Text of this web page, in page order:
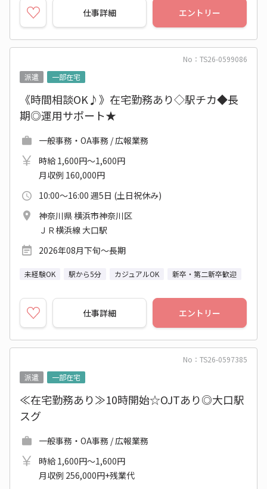
仕事詳細 エントリー
No：TS26-0599086
派遣
一部在宅
《時間相談OK♪》在宅勤務あり◇駅チカ◆長
期◎運用サポート★
一般事務・OA事務 / 広報業務
時給 1,600円～1,600円
月収例 160,000円
10:00～16:00 週5日 (土日祝休み)
神奈川県 横浜市神奈川区
ＪＲ横浜線 大口駅
2026年08月下旬～長期
未経験OK 駅から5分 カジュアルOK 新卒・第二新卒歓迎
仕事詳細 エントリー
No：TS26-0597385
派遣
一部在宅
≪在宅勤務あり≫10時開始☆OJTあり◎大口駅
スグ
一般事務・OA事務 / 広報業務
時給 1,600円～1,600円
月収例 256,000円+残業代